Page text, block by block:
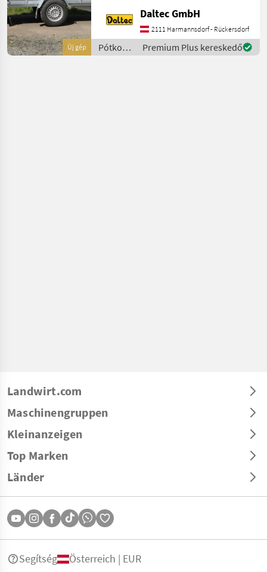
Új gép
2580x1400x1480
Außenmasse:
4160x1910x2120 Reifen
185R14C 1 Achse Aufbau •
Daltec GmbH
2111 Harmannsdorf - Rückersdorf
Pótkocsik
/ Daltec
Premium Plus kereskedő
Landwirt.com
Maschinengruppen
Kleinanzeigen
Top Marken
Länder
Segítség Österreich | EUR